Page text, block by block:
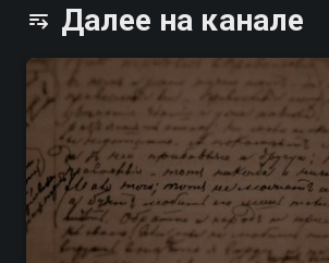
Далее на канале